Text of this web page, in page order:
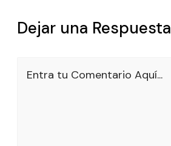
Dejar una Respuesta
Entra tu Comentario Aquí...